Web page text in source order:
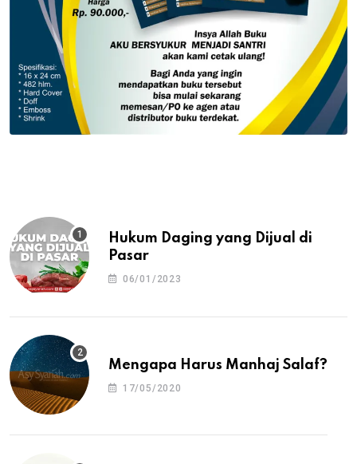
Hukum Daging yang Dijual di
Pasar
06/01/2023
Mengapa Harus Manhaj Salaf?
17/05/2020